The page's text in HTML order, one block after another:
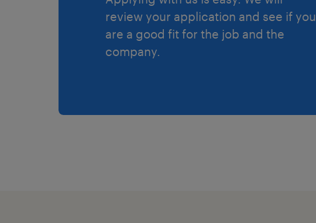
review your application and see if you
are a good fit for the job and the
company.